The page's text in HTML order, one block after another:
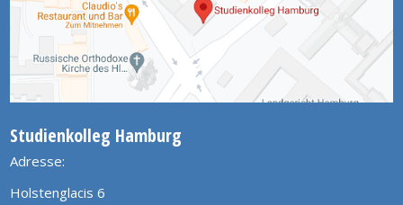
Studienkolleg Hamburg
Adresse:
Holstenglacis 6